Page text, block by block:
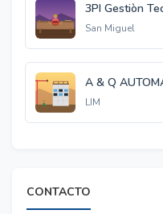
3PI Gestiòn
San Miguel
A & Q
LIM
CONTACTO